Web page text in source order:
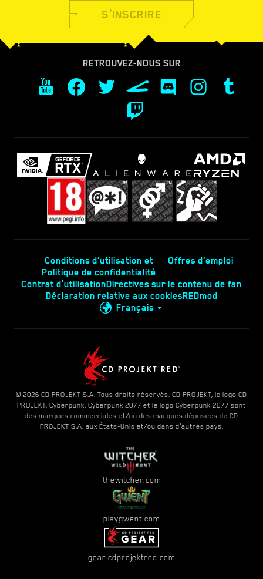
S'INSCRIRE
RETROUVEZ-NOUS SUR
Conditions d'utilisation et
Politique de confidentialité
Offres d'emploi
Contrat d'utilisationDirectives sur le contenu de fan
Déclaration relative aux cookiesREDmod
Français
© 2026 CD PROJEKT S.A. Tous droits réservés. CD PROJEKT, le logo CD
PROJEKT, Cyberpunk, Cyberpunk 2077 et le logo Cyberpunk 2077 sont
des marques commerciales et/ou des marques déposées de CD
PROJEKT S.A. aux États-Unis et/ou dans d'autres pays.
thewitcher.com
playgwent.com
gear.cdprojektred.com